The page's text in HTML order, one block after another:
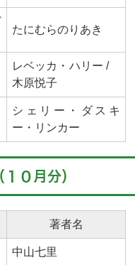
たにむらのりあき
レベッカ・ハリー /
木原悦子
シェリー・ダスキ
ー・リンカー
０月分）
著者名
中山七里